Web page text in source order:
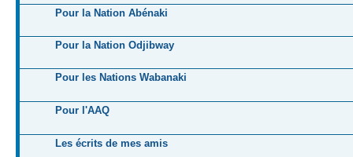
Pour la Nation Abénaki
Pour la Nation Odjibway
Pour les Nations Wabanaki
Pour l'AAQ
Les écrits de mes amis